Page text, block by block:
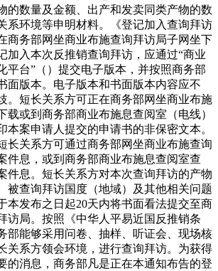
的数量及金额、出产和发卖同类产物的数
系环境等申明材料。《登记加入查询拜访
商务部网坐商业布施查询拜访局子网坐下
加入本次反推销查询拜访，应通过“商业
平台”（）提交电子版本，并按照商务部
面版本。电子版本和书面版本内容应不
。短长关系方可正在商务部网坐商业布施
载或到商务部商业布施息查阅室（电线）
本案申请人提交的申请书的非保密文本。
长关系方可通过商务部网坐商业布施查询
件息，或到商务部商业布施息查阅室查
件息。短长关系方对本次查询拜访的产物
被查询拜访国度（地域）及其他相关问题
本发布之日起20天内将书面看法提交至商
访局。按照《中华人平易近国反推销条
部能够采用问卷、抽样、听证会、现场核
关系方领会环境，进行查询拜访。为获得
的消息，商务部凡是正在本通知布告的登